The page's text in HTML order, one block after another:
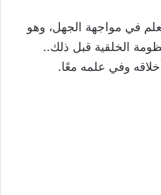
في مواجهة الجهل، وهو
الخلقية قبل ذلك..
وفي علمه معًا.